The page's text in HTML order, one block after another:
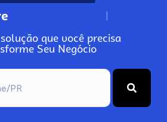
N
que você precisa
Seu Negócio